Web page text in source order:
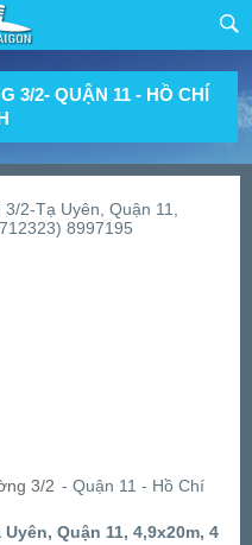
3/2- QUẬN 11 - HỒ CHÍ
3/2 - Quận 11 - Hồ Chí
Quận 11, 4,9x20m, 4